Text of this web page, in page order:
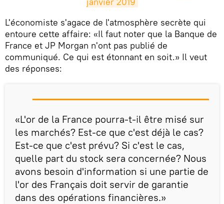
​L'économiste s'agace de l'atmosphère secrète qui
entoure cette affaire: «Il faut noter que la Banque de
France et JP Morgan n'ont pas publié de
communiqué. Ce qui est étonnant en soit.» Il veut
des réponses:
«L'or de la France pourra-t-il être misé sur
les marchés? Est-ce que c'est déjà le cas?
Est-ce que c'est prévu? Si c'est le cas,
quelle part du stock sera concernée? Nous
avons besoin d'information si une partie de
l'or des Français doit servir de garantie
dans des opérations financières.»